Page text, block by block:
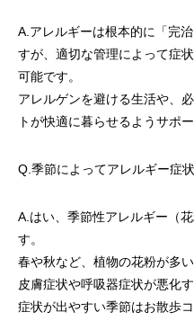
A.アレルギーは根本的に「完
すが、適切な管理によって症
可能です。
アレルゲンを避ける生活や、
トが快適に暮らせるようサポ
Q.季節によってアレルギー症
A.はい、季節性アレルギー（
す。
春や秋など、植物の花粉が多
皮膚症状や呼吸器症状が悪化
症状が出やすい季節はお散歩